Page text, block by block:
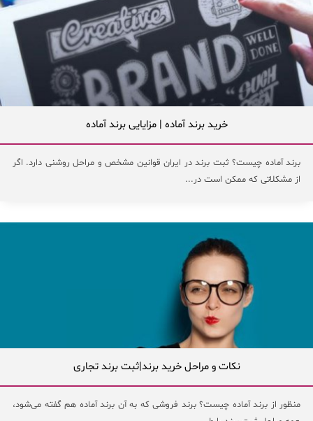
خرید برند آماده | مزایایی برند آماده
برند آماده چیست؟ ثبت برند در ایران قوانین مشخص و مراحل روشنی دارد. اگر
از مشکلاتی که ممکن است در...
نکات و مراحل خرید برند|ثبت برند تجاری
منظور از برند آماده چیست؟ برند فروشی که به آن برند آماده هم گفته می‌شود،